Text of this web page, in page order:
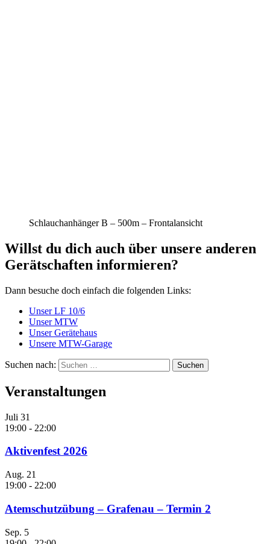
Schlauchanhänger B – 500m – Frontalansicht
Willst du dich auch über unsere anderen
Gerätschaften informieren?
Dann besuche doch einfach die folgenden Links:
Unser LF 10/6
Unser MTW
Unser Gerätehaus
Unsere MTW-Garage
Suchen nach:
Veranstaltungen
Juli 31
19:00 - 22:00
Aktivenfest 2026
Aug. 21
19:00 - 22:00
Atemschutzübung – Grafenau – Termin 2
Sep. 5